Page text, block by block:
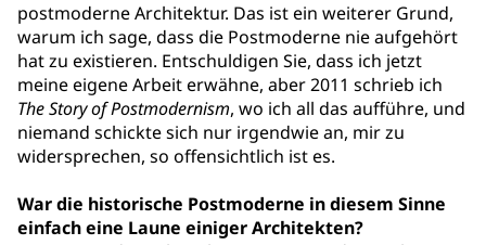
postmoderne Architektur. Das ist ein weiterer Grund,
warum ich sage, dass die Postmoderne nie aufgehört
hat zu existieren. Entschuldigen Sie, dass ich jetzt
meine eigene Arbeit erwähne, aber 2011 schrieb ich
The Story of Postmodernism, wo ich all das aufführe, und
niemand schickte sich nur irgendwie an, mir zu
widersprechen, so offensichtlich ist es.
War die historische Postmoderne in diesem Sinne
einfach eine Laune einiger Architekten?